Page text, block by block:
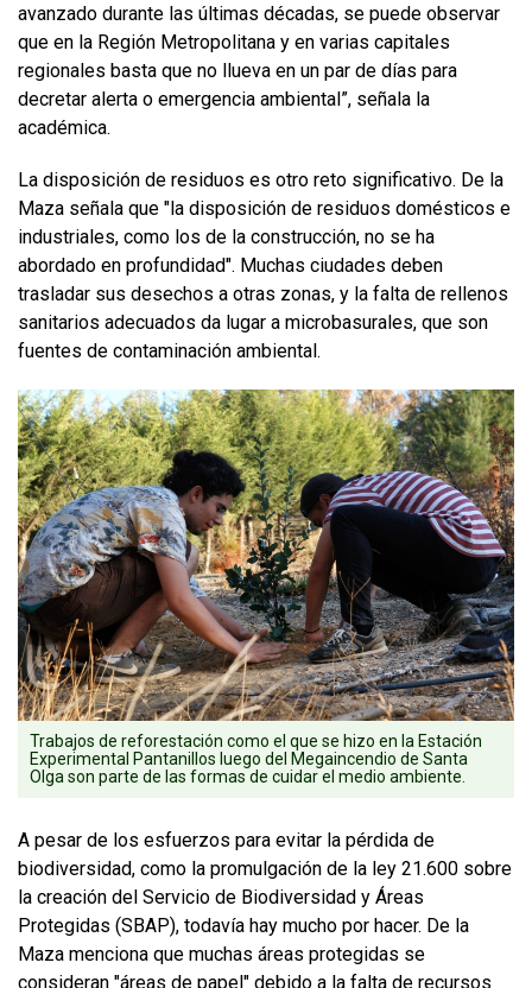
avanzado durante las últimas décadas, se puede observar
que en la Región Metropolitana y en varias capitales
regionales basta que no llueva en un par de días para
decretar alerta o emergencia ambiental”, señala la
académica.
La disposición de residuos es otro reto significativo. De la
Maza señala que "la disposición de residuos domésticos e
industriales, como los de la construcción, no se ha
abordado en profundidad". Muchas ciudades deben
trasladar sus desechos a otras zonas, y la falta de rellenos
sanitarios adecuados da lugar a microbasurales, que son
fuentes de contaminación ambiental.
Trabajos de reforestación como el que se hizo en la Estación
Experimental Pantanillos luego del Megaincendio de Santa
Olga son parte de las formas de cuidar el medio ambiente.
A pesar de los esfuerzos para evitar la pérdida de
biodiversidad, como la promulgación de la ley 21.600 sobre
la creación del Servicio de Biodiversidad y Áreas
Protegidas (SBAP), todavía hay mucho por hacer. De la
Maza menciona que muchas áreas protegidas se
consideran "áreas de papel" debido a la falta de recursos